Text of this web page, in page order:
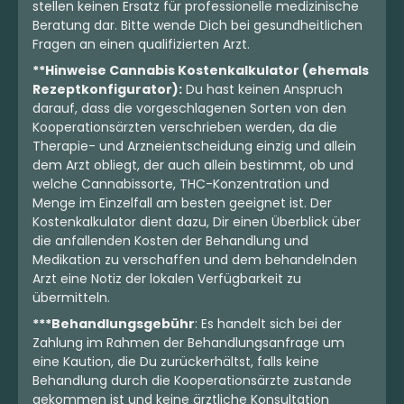
stellen keinen Ersatz für professionelle medizinische
Beratung dar. Bitte wende Dich bei gesundheitlichen
Fragen an einen qualifizierten Arzt.
**Hinweise Cannabis Kostenkalkulator (ehemals
Rezeptkonfigurator): Du hast keinen Anspruch
darauf, dass die vorgeschlagenen Sorten von den
Kooperationsärzten verschrieben werden, da die
Therapie- und Arzneientscheidung einzig und allein
dem Arzt obliegt, der auch allein bestimmt, ob und
welche Cannabissorte, THC-Konzentration und
Menge im Einzelfall am besten geeignet ist. Der
Kostenkalkulator dient dazu, Dir einen Überblick über
die anfallenden Kosten der Behandlung und
Medikation zu verschaffen und dem behandelnden
Arzt eine Notiz der lokalen Verfügbarkeit zu
übermitteln.
***Behandlungsgebühr: Es handelt sich bei der
Zahlung im Rahmen der Behandlungsanfrage um
eine Kaution, die Du zurückerhältst, falls keine
Behandlung durch die Kooperationsärzte zustande
gekommen ist und keine ärztliche Konsultation